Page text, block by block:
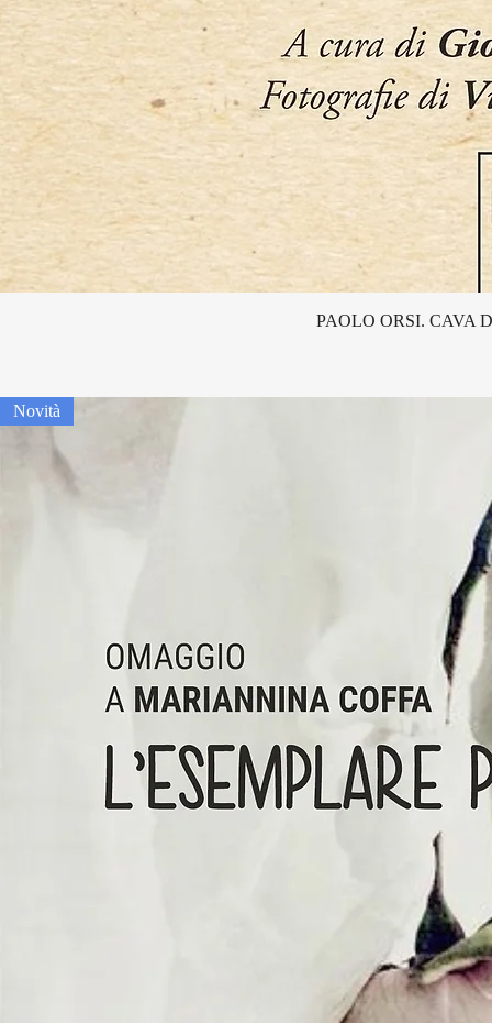
PAOLO ORSI. CAVA
Novità